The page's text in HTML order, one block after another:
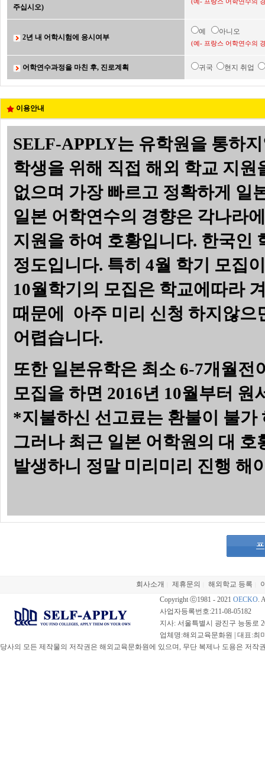
주십시오)
2년 내 어학시험에 응시여부
예 아니오
(예- 프랑스 어학연수의
어학연수과정을 마친 후, 진로계획 귀국 현지 취업
이용안내
SELF-APPLY는 유학원을 통하
학생을 위해 직접 해외 학교 지
없으며 가장 빠르고 정확하게 일
일본 어학연수의 경향은 각나라
지원을 하여 호황입니다. 한국인
정도입니다. 특히 4월 학기 모집
10월학기의 모집은 학교에따라
때문에 아주 미리 신청 하지않으
어렵습니다.
또한 일본유학은 최소 6-7개월전
모집을 하면 2016년 10월부터
*지불하신 선고료는 환불이 불가
그러나 최근 일본 어학원의 대
발생하니 정말 미리미리 진행 해
회사소개 제휴문의 해외학교 등록
Copyright ⓒ1981 - 2021 OECKO.
사업자등록번호:211-08-05182
지사: 서울특별시 광진구 능동로
업체명:해외교육문화원 | 대표:최
당사의 모든 제작물의 저작권은 해외교육문화원에 있으며, 무단 복제나 도용은 저